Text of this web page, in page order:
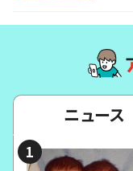
ニュース